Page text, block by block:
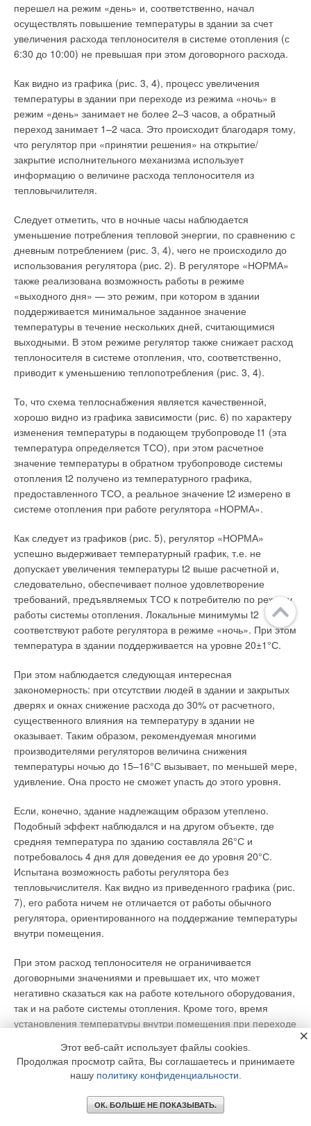
перешел на режим «день» и, соответственно, начал
осуществлять повышение температуры в здании за счет
увеличения расхода теплоносителя в системе отопления (с
6:30 до 10:00) не превышая при этом договорного расхода.
Как видно из графика (рис. 3, 4), процесс увеличения
температуры в здании при переходе из режима «ночь» в
режим «день» занимает не более 2–3 часов, а обратный
переход занимает 1–2 часа. Это происходит благодаря тому,
что регулятор при «принятии решения» на открытие/
закрытие исполнительного механизма использует
информацию о величине расхода теплоносителя из
тепловычилителя.
Следует отметить, что в ночные часы наблюдается
уменьшение потребления тепловой энергии, по сравнению с
дневным потреблением (рис. 3, 4), чего не происходило до
использования регулятора (рис. 2). В регуляторе «НОРМА»
также реализована возможность работы в режиме
«выходного дня» — это режим, при котором в здании
поддерживается минимальное заданное значение
температуры в течение нескольких дней, считающимися
выходными. В этом режиме регулятор также снижает расход
теплоносителя в системе отопления, что, соответственно,
приводит к уменьшению теплопотребления (рис. 3, 4).
То, что схема теплоснабжения является качественной,
хорошо видно из графика зависимости (рис. 6) по характеру
изменения температуры в подающем трубопроводе t1 (эта
температура определяется ТСО), при этом расчетное
значение температуры в обратном трубопроводе системы
отопления t2 получено из температурного графика,
предоставленного ТСО, а реальное значение t2 измерено в
системе отопления при работе регулятора «НОРМА».
Как следует из графиков (рис. 5), регулятор «НОРМА»
успешно выдерживает температурный график, т.е. не
допускает увеличения температуры t2 выше расчетной и,
следовательно, обеспечивает полное удовлетворение
требований, предъявляемых ТСО к потребителю по режиму
работы системы отопления. Локальные минимумы t2
соответствуют работе регулятора в режиме «ночь». При этом
температура в здании поддерживается на уровне 20±1°С.
При этом наблюдается следующая интересная
закономерность: при отсутствии людей в здании и закрытых
дверях и окнах снижение расхода до 30% от расчетного,
существенного влияния на температуру в здании не
оказывает. Таким образом, рекомендуемая многими
производителями регуляторов величина снижения
температуры ночью до 15–16°С вызывает, по меньшей мере,
удивление. Она просто не сможет упасть до этого уровня.
Если, конечно, здание надлежащим образом утеплено.
Подобный эффект наблюдался и на другом объекте, где
средняя температура по зданию составляла 26°С и
потребовалось 4 дня для доведения ее до уровня 20°С.
Испытана возможность работы регулятора без
тепловычислителя. Как видно из приведенного графика (рис.
7), его работа ничем не отличается от работы обычного
регулятора, ориентированного на поддержание температуры
внутри помещения.
При этом расход теплоносителя не ограничивается
договорными значениями и превышает их, что может
негативно сказаться как на работе котельного оборудования,
так и на работе системы отопления. Кроме того, время
установления температуры внутри помещения при переходе
«ночь/день» и составляет около 6 часов, что свидетельствует
о принципиальной необходимости получения информации о
расходе теплоносителя для осуществления эффективного
регулирования теплопотребления.
Этот веб-сайт использует файлы cookies.
Продолжая просмотр сайта, Вы соглашаетесь и принимаете
нашу политику конфиденциальности
ОК. БОЛЬШЕ НЕ ПОКАЗЫВАТЬ.
×